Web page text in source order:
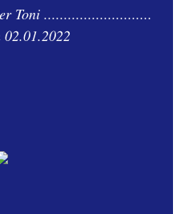
Toni ...........................
02.01.2022